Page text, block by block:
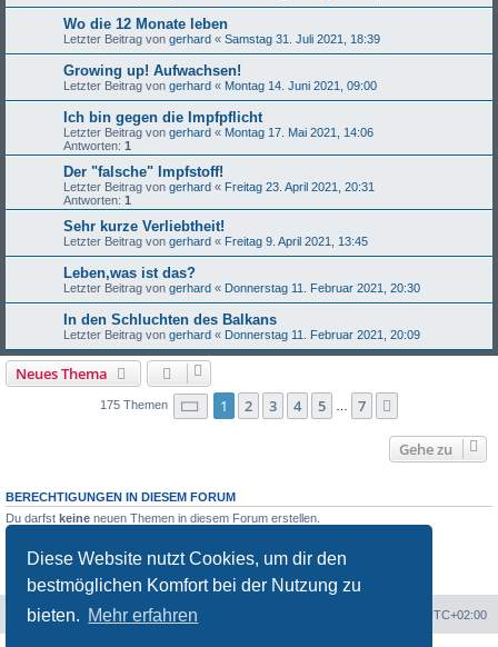
Diese Website nutzt Cookies, um dir den
bestmöglichen Komfort bei der Nutzung zu
bieten. Mehr erfahren
Wo die 12 Monate leben
Letzter Beitrag von gerhard « Samstag 31. Juli 2021, 18:39
Growing up! Aufwachsen!
Letzter Beitrag von gerhard « Montag 14. Juni 2021, 09:00
Ich bin gegen die Impfpflicht
Letzter Beitrag von gerhard « Montag 17. Mai 2021, 14:06
Antworten: 1
Der "falsche" Impfstoff!
Letzter Beitrag von gerhard « Freitag 23. April 2021, 20:31
Antworten: 1
Sehr kurze Verliebtheit!
Letzter Beitrag von gerhard « Freitag 9. April 2021, 13:45
Leben,was ist das?
Letzter Beitrag von gerhard « Donnerstag 11. Februar 2021, 20:30
In den Schluchten des Balkans
Letzter Beitrag von gerhard « Donnerstag 11. Februar 2021, 20:09
Neues Thema
175 Themen Seite 1von
1 2 3 4 5 7
Gehe zu
BERECHTIGUNGEN IN DIESEM FORUM
Du darfst keine neuen Themen in diesem Forum erstellen.
Du darfst
Du darfst deine Beiträge in diesem Forum nicht
ändern.
Du darfst deine Beiträge in diesem Forumnicht löschen.
Du darfstkeineDateianhänge in diesem Forum erstellen.
Portal Foren-Übersicht UTC+02:00